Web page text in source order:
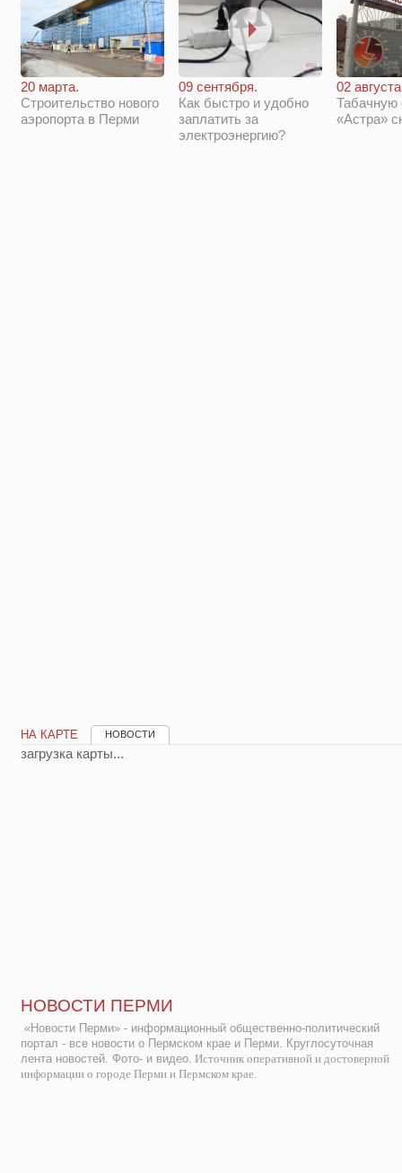
20 марта.
Строительство нового
аэропорта в Перми
09 сентября.
Как быстро и удобно
заплатить за
электроэнергию?
02
Табачную
«Астра»
НА КАРТЕ НОВОСТИ
загрузка карты...
НОВОСТИ ПЕРМИ
«Новости Перми» - информационный общественно-политический
портал - все новости о Пермском крае и Перми. Круглосуточная
лента новостей. Фото- и видео. Источник оперативной и достоверной
информации о городе Перми и Пермском крае.